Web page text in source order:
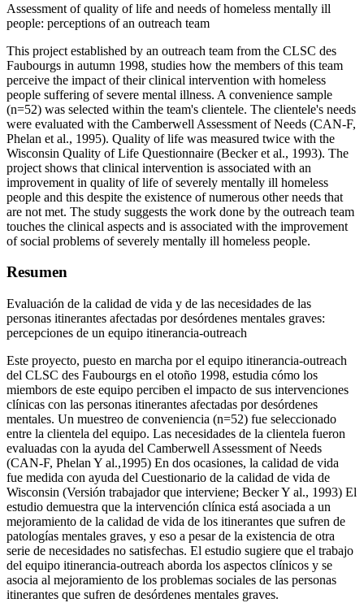
Assessment of quality of life and needs of homeless mentally ill
people: perceptions of an outreach team
This project established by an outreach team from the CLSC des
Faubourgs in autumn 1998, studies how the members of this team
perceive the impact of their clinical intervention with homeless
people suffering of severe mental illness. A convenience sample
(n=52) was selected within the team's clientele. The clientele's needs
were evaluated with the Camberwell Assessment of Needs (CAN-F,
Phelan et al., 1995). Quality of life was measured twice with the
Wisconsin Quality of Life Questionnaire (Becker et al., 1993). The
project shows that clinical intervention is associated with an
improvement in quality of life of severely mentally ill homeless
people and this despite the existence of numerous other needs that
are not met. The study suggests the work done by the outreach team
touches the clinical aspects and is associated with the improvement
of social problems of severely mentally ill homeless people.
Resumen
Evaluación de la calidad de vida y de las necesidades de las
personas itinerantes afectadas por desórdenes mentales graves:
percepciones de un equipo itinerancia-outreach
Este proyecto, puesto en marcha por el equipo itinerancia-outreach
del CLSC des Faubourgs en el otoño 1998, estudia cómo los
miembors de este equipo perciben el impacto de sus intervenciones
clínicas con las personas itinerantes afectadas por desórdenes
mentales. Un muestreo de conveniencia (n=52) fue seleccionado
entre la clientela del equipo. Las necesidades de la clientela fueron
evaluadas con la ayuda del Camberwell Assessment of Needs
(CAN-F, Phelan Y al.,1995) En dos ocasiones, la calidad de vida
fue medida con ayuda del Cuestionario de la calidad de vida de
Wisconsin (Versión trabajador que interviene; Becker Y al., 1993) El
estudio demuestra que la intervención clínica está asociada a un
mejoramiento de la calidad de vida de los itinerantes que sufren de
patologías mentales graves, y eso a pesar de la existencia de otra
serie de necesidades no satisfechas. El estudio sugiere que el trabajo
del equipo itinerancia-outreach aborda los aspectos clínicos y se
asocia al mejoramiento de los problemas sociales de las personas
itinerantes que sufren de desórdenes mentales graves.